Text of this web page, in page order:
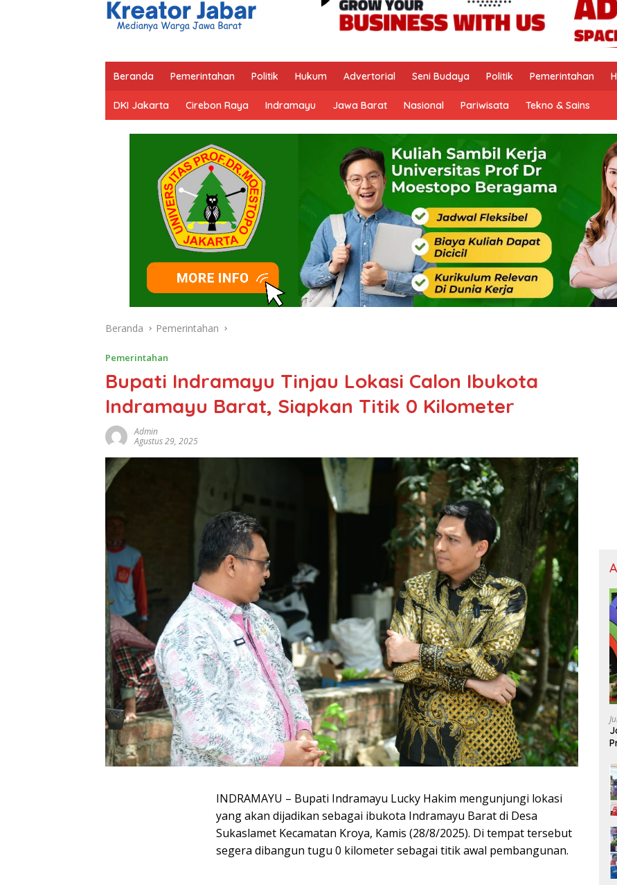
Beranda Pemerintahan Politik Hukum Advertorial Seni Budaya Politik Pemerintahan
DKI Jakarta Cirebon Raya Indramayu Jawa Barat Nasional Pariwisata Tekno & Sains
Beranda Pemerintahan
Pemerintahan
Bupati Indramayu Tinjau Lokasi Calon Ibukota
Indramayu Barat, Siapkan Titik 0 Kilometer
Admin
Agustus 29, 2025
INDRAMAYU – Bupati Indramayu Lucky Hakim mengunjungi lokasi
yang akan dijadikan sebagai ibukota Indramayu Barat di Desa
Sukaslamet Kecamatan Kroya, Kamis (28/8/2025). Di tempat tersebut
segera dibangun tugu 0 kilometer sebagai titik awal pembangunan.